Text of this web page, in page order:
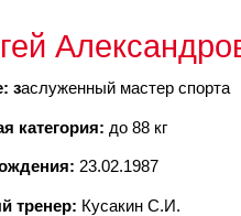
заслуженный мастер спорта
категория: до 88 кг
23.02.1987
тренер: Кусакин С.И.